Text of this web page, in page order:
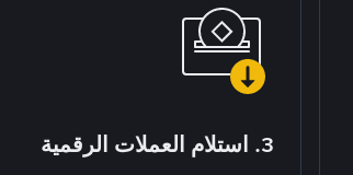
3. استلام العملات الرقمية